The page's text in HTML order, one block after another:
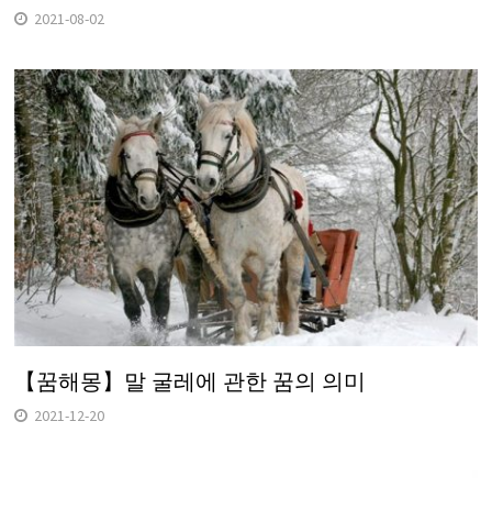
2021-08-02
【꿈해몽】말 굴레에 관한 꿈의 의미
2021-12-20